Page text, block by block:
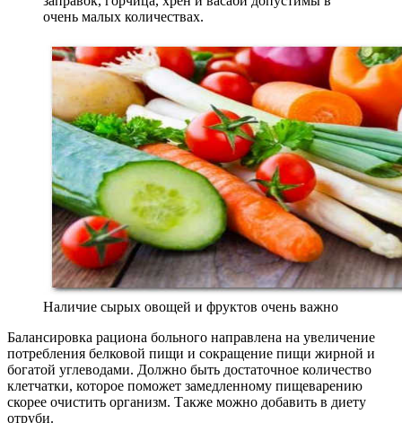
очень малых количествах.
Наличие сырых овощей и фруктов очень важно
Балансировка рациона больного направлена на увеличение
потребления белковой пищи и сокращение пищи жирной и
богатой углеводами. Должно быть достаточное количество
клетчатки, которое поможет замедленному пищеварению
скорее очистить организм. Также можно добавить в диету
отруби.